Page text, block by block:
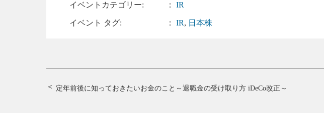
イベントカテゴリー: ：IR
イベント タグ: ：IR, 日本株
定年前後に知っておきたいお金のこと～退職金の受け取り方 iDeCo改正～